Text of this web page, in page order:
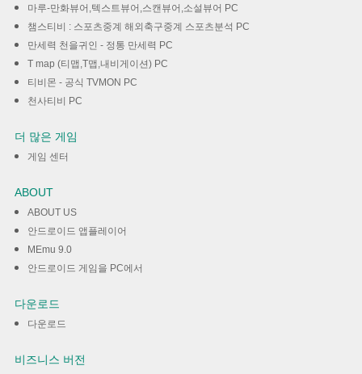
마루-만화뷰어,텍스트뷰어,스캔뷰어,소설뷰어 PC
챔스티비 : 스포츠중계 해외축구중계 스포츠분석 PC
만세력 천을귀인 - 정통 만세력 PC
T map (티맵,T맵,내비게이션) PC
티비몬 - 공식 TVMON PC
천사티비 PC
더 많은 게임
게임 센터
ABOUT
ABOUT US
안드로이드 앱플레이어
MEmu 9.0
안드로이드 게임을 PC에서
다운로드
다운로드
비즈니스 버전